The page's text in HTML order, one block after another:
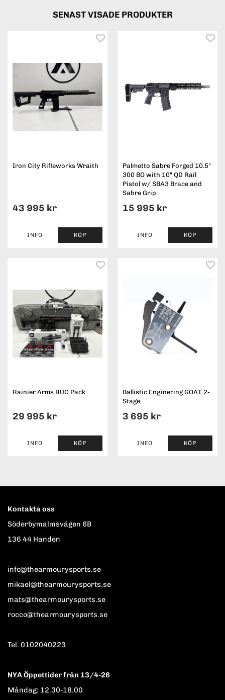
SENAST VISADE PRODUKTER
Iron City Rifleworks Wraith
43 995 kr
INFO KÖP
Palmetto Sabre Forged 10.5"
300 BO with 10" QD Rail
Pistol w/ SBA3 Brace and
Sabre Grip
15 995 kr
INFO KÖP
Rainier Arms RUC Pack
29 995 kr
INFO KÖP
Ballistic Enginering GOAT 2-
Stage
3 695 kr
INFO KÖP
Kontakta oss
Söderbymalmsvägen 6B
136 44 Handen
info@thearmourysports.se
mikael@thearmourysports.se
mats@thearmourysports.se
rocco@thearmourysports.se
Tel. 0102040223
NYA Öppettider från 13/4-26
Måndag: 12.30-18.00